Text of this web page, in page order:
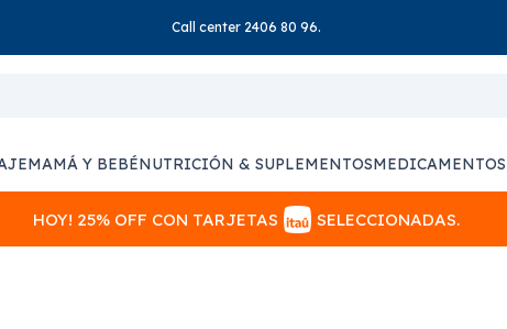
Call center 2406 80 96.
MAMÁ Y BEBÉNUTRICIÓN & SUPLEMENTOSMEDICAMENTOS
HOY! 25% OFF CON TARJETAS SELECCIONADAS.